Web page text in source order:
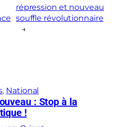
répression et nouveau
souffle révolutionnaire
→
, National
: Stop à la
!